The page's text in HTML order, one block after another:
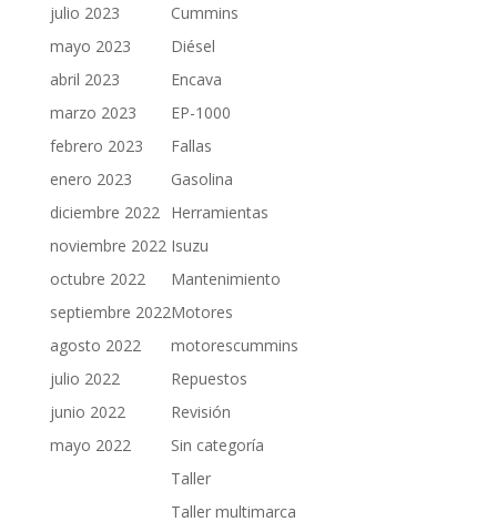
julio 2023
mayo 2023
abril 2023
marzo 2023
febrero 2023
enero 2023
diciembre 2022
noviembre 2022
octubre 2022
septiembre 2022
agosto 2022
julio 2022
junio 2022
mayo 2022
Cummins
Diésel
Encava
EP-1000
Fallas
Gasolina
Herramientas
Isuzu
Mantenimiento
Motores
motorescummins
Repuestos
Revisión
Sin categoría
Taller
Taller multimarca